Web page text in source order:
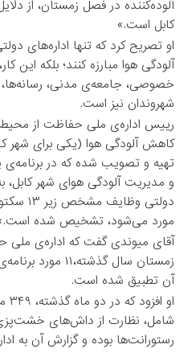
آلوده‌کننده در فصل زمستان، از
کابل است.»
او تصریح کرد که تنها اداره‌های
آلودگی هوا مبارزه کنند؛ بلکه این
خصوصی، جامعه‌ی مدنی،
شهروندان نیز است.
رییس اداره‌ی ملی حفاظت از
کاهش آلودگی هوا (یکی برای شهر
تهیه و تصویب شده که در
مورد می‌شود، تشخیص شده
آقای میوندی گفت که اداره‌ی
آن تطبیق شده است.
شامل، نظارت از داش‌های
رستورانت‌ها بوده و گزارش آن به